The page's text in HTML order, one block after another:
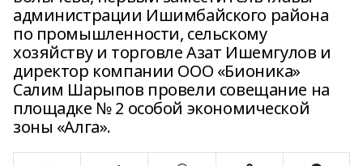
администрации Ишимбайского района
по промышленности, сельскому
хозяйству и торговле Азат Ишемгулов и
директор компании ООО «Бионика»
Салим Шарыпов провели совещание на
площадке № 2 особой экономической
зоны «Алга».